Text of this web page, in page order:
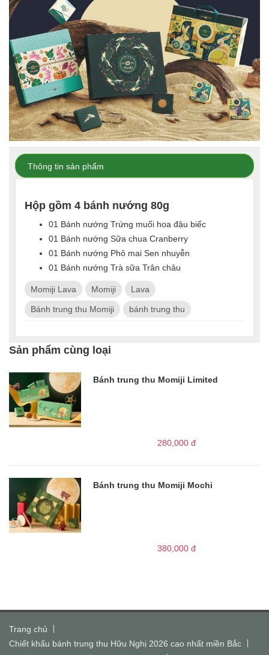
Thông tin sản phẩm
Hộp gồm 4 bánh nướng 80g
01 Bánh nướng Trứng muối hoa đậu biếc
01 Bánh nướng Sữa chua Cranberry
01 Bánh nướng Phô mai Sen nhuyễn
01 Bánh nướng Trà sữa Trân châu
Momiji Lava Momiji Lava
Bánh trung thu Momiji bánh trung thu
Sản phẩm cùng loại
Bánh trung thu Momiji Limited
280,000 đ
Bánh trung thu Momiji Mochi
380,000 đ
Trang chủ
Chiết khấu bánh trung thu Hữu Nghị 2026 cao nhất miền Bắc